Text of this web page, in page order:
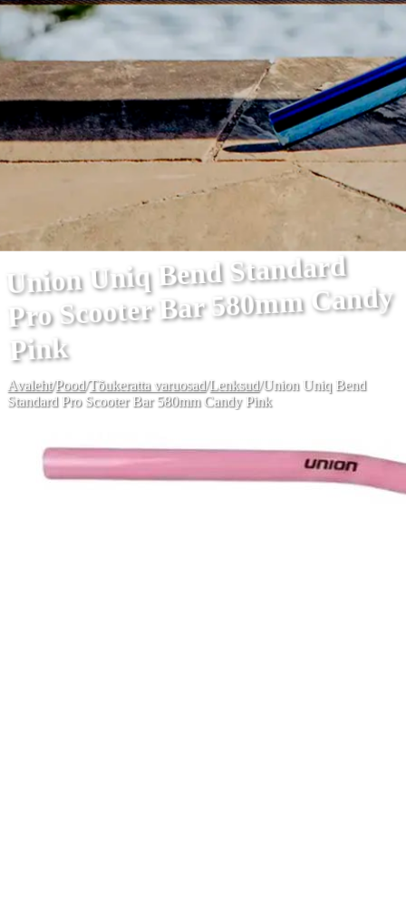
Union Uniq Bend Standard
Pro Scooter Bar 580mm Candy
Pink
Avaleht/Pood/Tõukeratta varuosad/Lenksud/Union Uniq Bend
Standard Pro Scooter Bar 580mm Candy Pink